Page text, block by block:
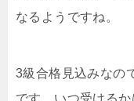
なるようですね。
3級合格見込みなの